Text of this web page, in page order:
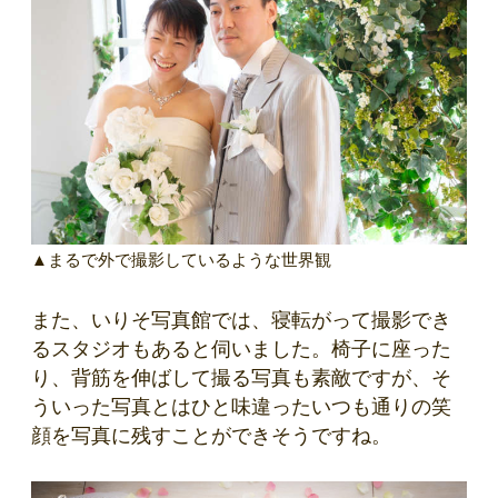
▲まるで外で撮影しているような世界観
また、いりそ写真館では、寝転がって撮影でき
るスタジオもあると伺いました。椅子に座った
り、背筋を伸ばして撮る写真も素敵ですが、そ
ういった写真とはひと味違ったいつも通りの笑
顔を写真に残すことができそうですね。